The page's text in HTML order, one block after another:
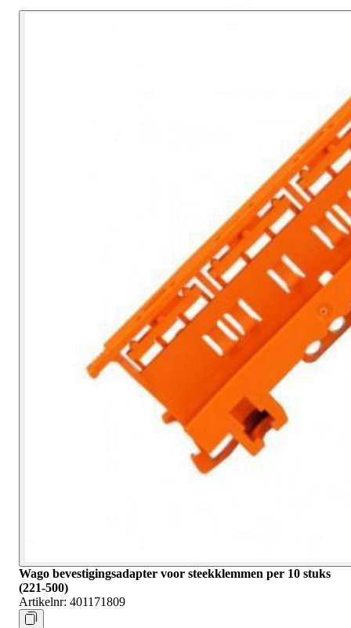
Wago bevestigingsadapter voor steekklemmen per 10 stuks
(221-500)
Artikelnr: 401171809